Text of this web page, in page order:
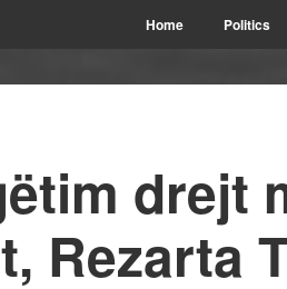
Home Politics
drejt
Rezarta